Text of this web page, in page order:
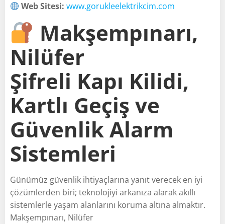
Web Sitesi: www.gorukleelektrikcim.com
Makşempınarı,
Nilüfer
Şifreli Kapı Kilidi,
Kartlı Geçiş ve
Güvenlik Alarm
Sistemleri
Günümüz güvenlik ihtiyaçlarına yanıt verecek en iyi
çözümlerden biri; teknolojiyi arkanıza alarak akıllı
sistemlerle yaşam alanlarını koruma altına almaktır.
Makşempınarı, Nilüfer